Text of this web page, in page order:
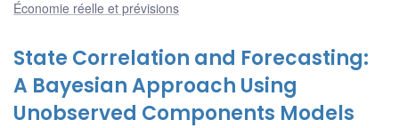
Économie réelle et prévisions
State Correlation and Forecasting:
A Bayesian Approach Using
Unobserved Components Models